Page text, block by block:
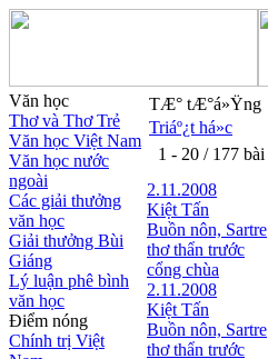
Văn học
Thơ và Thơ Trẻ
Văn học Việt Nam
Văn học nước
ngoài
Các giải thưởng
văn học
Giải thưởng Bùi
Giáng
Lý luận phê bình
văn học
Điểm nóng
Chính trị Việt
TÆ° tÆ°á»Ÿng
Triáº¿t há»c
1 - 20 / 177 bài
2.11.2008
Kiệt Tấn
Buồn nôn, Sartre
thơ thẩn trước
cổng chùa
2.11.2008
Kiệt Tấn
Buồn nôn, Sartre
thơ thẩn trước